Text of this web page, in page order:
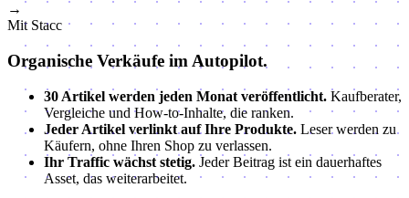
→
Mit Stacc
Organische Verkäufe im Autopilot.
30 Artikel werden jeden Monat veröffentlicht. Kaufberater,
Vergleiche und How-to-Inhalte, die ranken.
Jeder Artikel verlinkt auf Ihre Produkte. Leser werden zu
Käufern, ohne Ihren Shop zu verlassen.
Ihr Traffic wächst stetig. Jeder Beitrag ist ein dauerhaftes
Asset, das weiterarbeitet.